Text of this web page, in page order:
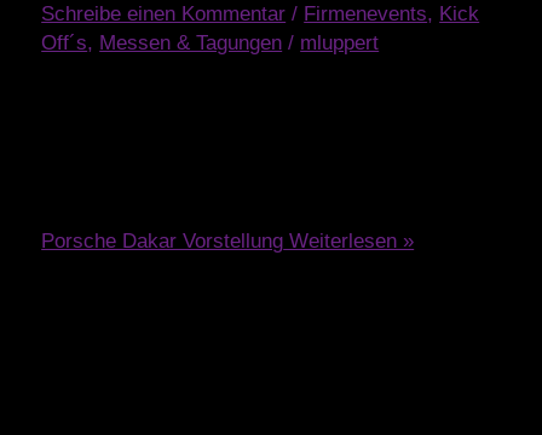
Schreibe einen Kommentar / Firmenevents, Kick
Off´s, Messen & Tagungen / mluppert
Porsche Dakar Vorstellung Weiterlesen »